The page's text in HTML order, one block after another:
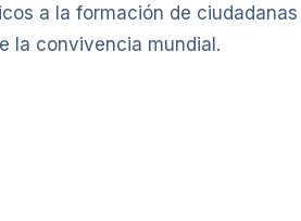
a la formación de
la convivencia mundial.